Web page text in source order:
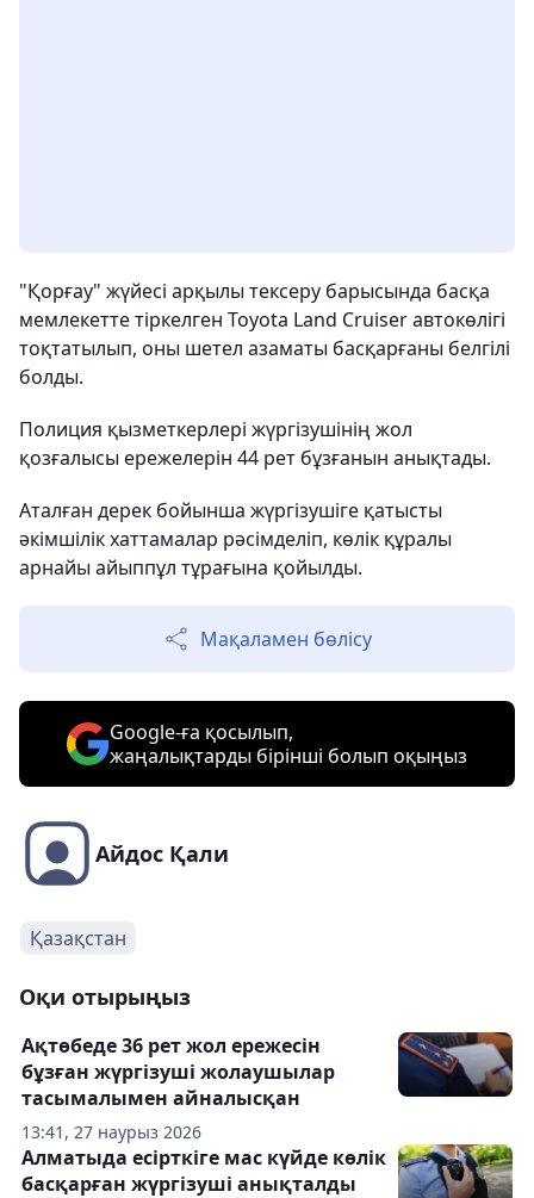
"Қорғау" жүйесі арқылы тексеру барысында басқа
мемлекетте тіркелген Toyota Land Cruiser автокөлігі
тоқтатылып, оны шетел азаматы басқарғаны белгілі
болды.
Полиция қызметкерлері жүргізушінің жол
қозғалысы ережелерін 44 рет бұзғанын анықтады.
Аталған дерек бойынша жүргізушіге қатысты
әкімшілік хаттамалар рәсімделіп, көлік құралы
арнайы айыппұл тұрағына қойылды.
Мақаламен бөлісу
Google-ға қосылып,
жаңалықтарды бірінші болып оқыңыз
Айдос Қали
Қазақстан
Оқи отырыңыз
13:41, 27 наурыз 2026
Ақтөбеде 36 рет жол ережесін
бұзған жүргізуші жолаушылар
тасымалымен айналысқан
Алматыда есірткіге мас күйде көлік
басқарған жүргізуші анықталды